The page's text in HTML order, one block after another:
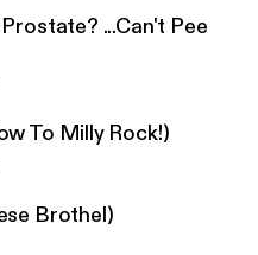
...Can't Pee
To Milly Rock!)
Brothel)